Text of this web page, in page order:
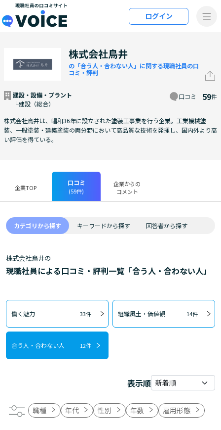
メインコンテンツにスキップ
ログイン
株式会社鳥井
の「合う人・合わない人」に関する現職社員の口
コミ・評判
建設・設備・プラント
└建設（総合）
口コミ 59件
株式会社鳥井は、唱和36年に設立された塗装工事業を行う企業。工業機械塗
装、一般塗装・建築塗装の両分野において高品質な技術を発揮し、国内外より高
い評価を得ている。
企業TOP
口コミ
(59件)
企業からの
コメント
カテゴリから探す キーワードから探す 回答者から探す
株式会社鳥井の
現職社員による口コミ・評判一覧「合う人・合わない人」
働く魅力 33件 組織風土・価値観 14件
合う人・合わない人 12件
表示順
職種 年代 性別 年数 雇用形態